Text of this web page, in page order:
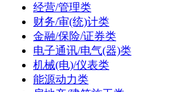
经营/管理类
财务/审(统)计类
金融/保险/证券类
电子通讯/电气(器)类
机械(电)/仪表类
能源动力类